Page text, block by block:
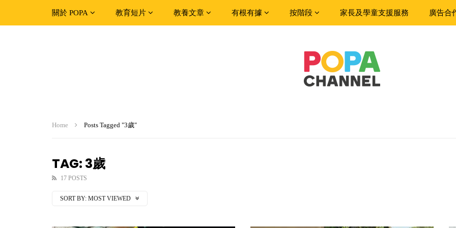
關於 POPA 教育短片 教養文章 有根有據 按階段 家長及學童支援服務 廣告合
Home Posts Tagged "3歲"
TAG: 3歲
17 POSTS
SORT BY: MOST VIEWED